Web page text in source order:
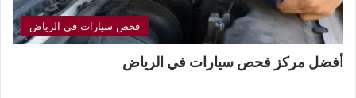
فحص سيارات في الرياض
أفضل مركز فحص سيارات في الرياض